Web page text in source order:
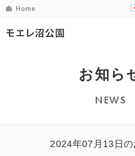
お知ら
NEWS
2024年07月13日の